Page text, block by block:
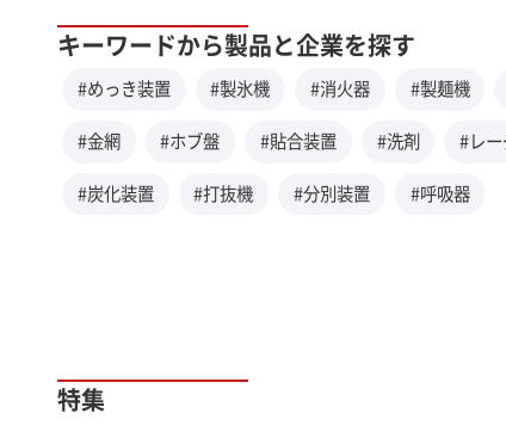
キーワードから製品と企業を探す
#めっき装置 #製氷機 #消火器 #製麺機
#金網
#ホブ盤 #貼合装置 #洗剤 #レ
#炭化装置
#打抜機 #分別装置 #呼吸器
特集